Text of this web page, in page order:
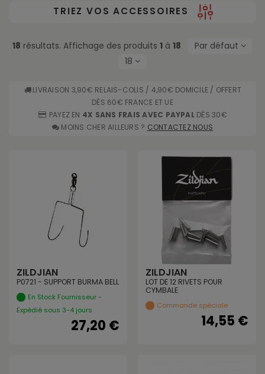
TRIEZ VOS ACCESSOIRES
18 résultats. Affichage des produits1 à18
Par défaut
18
LIVRAISON 3,90€ RELAIS-COLIS / 4,90€ DOMICILE / OFFERT
DÈS 60€ FRANCE ET UE
PAYEZ EN 4X SANS FRAIS AVEC PAYPALDÈS 30€
MOINS CHER AILLEURS ? CONTACTEZ NOUS
ZILDJIAN
P0721 - SUPPORT BURMA BELL
En Stock Fournisseur -
Expédié sous 3-4 jours
27,20 €
ZILDJIAN
LOT DE 12 RIVETS POUR
CYMBALE
Commande spéciale
14,55 €